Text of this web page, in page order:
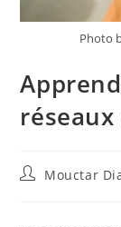
Photo
Auteur/autrice
Mouctar